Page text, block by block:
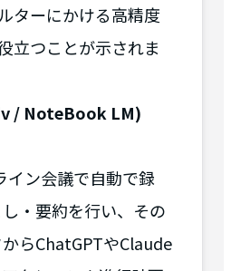
ターにかける高精度
立つことが示されま
/ NoteBook LM)
イン会議で自動で録
・要約を行い、その
らChatGPTやClaude